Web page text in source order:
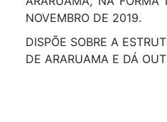
NOVEMBRO DE 2019.
DISPÕE SOBRE A
DE ARARUAMA E DÁ